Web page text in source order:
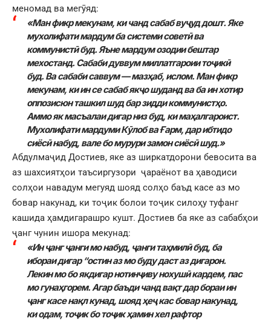
меномад ва мегӯяд:
«Ман фикр мекунам, ки чанд сабаб вуҷуд дошт.Яке
мухолифати мардум ба системи советӣ ва
коммунистӣ буд. Яъне мардум озодии бештар
мехостанд. Сабаби дуввум миллатгароии тоҷикӣ
буд. Ва сабаби саввум — мазҳаб, ислом. Ман фикр
мекунам, ки ин се сабаб якҷо шуданд ва ба ин хотир
оппозисюн ташкил шуд бар зидди коммунистҳо.
Аммо як масъалаи дигар низ буд, ки маҳалгароист.
Мухолифати мардуми Кӯлоб ва Ғарм, дар ибтидо
сиёсӣ набуд, вале бо мурури замон сиёсӣ шуд.»
Абдулмаҷид Достиев, яке аз ширкатдорони бевосита ва
аз шахсиятҳои таъсиргузори ҷараёнот ва ҳаводиси
солҳои навадум мегуяд шояд солҳо баъд касе аз мо
бовар накунад, ки тоҷик болои тоҷик силоҳу туфанг
кашида ҳамдигарашро кушт. Достиев ба яке аз сабабҳои
ҷанг чунин ишора мекунад:
«Ин ҷанг ҷанги мо набуд, ҷанги таҳмилӣ буд, ба
ибораи дигар “остин аз мо буду даст аз дигарон.
Лекин мо бо якдигар нотинҷиву нохушӣ кардем, пас
мо гунаҳгорем. Агар баъди чанд вақт дар бораи ин
ҷанг касе нақл кунад, шояд ҳеҷ кас бовар накунад,
ки одам, тоҷик бо тоҷик ҳамин хел рафтор